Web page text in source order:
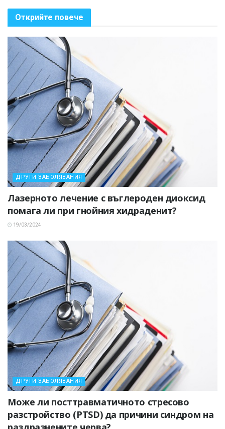
Открийте повече
ДРУГИ ЗАБОЛЯВАНИЯ
Лазерното лечение с въглероден диоксид
помага ли при гнойния хидраденит?
19/03/2024
ДРУГИ ЗАБОЛЯВАНИЯ
Може ли посттравматичното стресово
разстройство (PTSD) да причини синдром на